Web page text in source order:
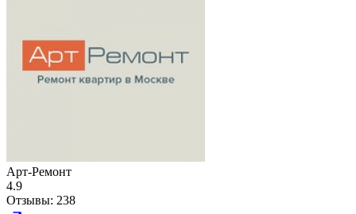
Арт-Ремонт
4.9
Отзывы: 238